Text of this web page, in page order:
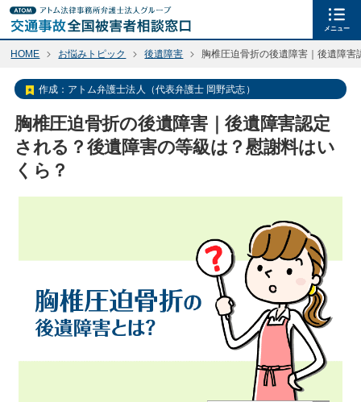
メニュー
HOME お悩みトピック 後遺障害 胸椎圧迫骨折の後遺障害｜後遺障
作成：アトム弁護士法人（代表弁護士 岡野武志）
胸椎圧迫骨折の後遺障害｜後遺障害認定
される？後遺障害の等級は？慰謝料はい
くら？